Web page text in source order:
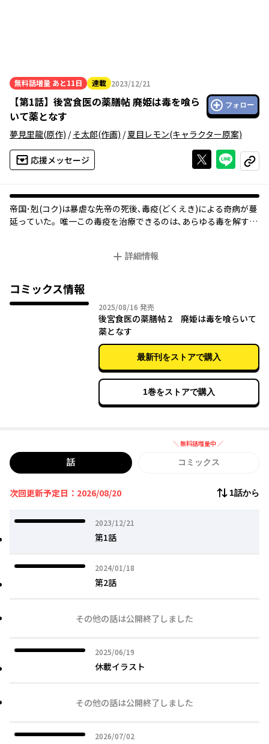
無料話増量 あと11日 連載 2023/12/21
2023年12月21日
【第1話】 後宮食医の薬膳帖 廃姫は毒を喰ら
いて薬となす
フォロー
夢見里龍(原作) /そ太郎(作画) /夏目レモン(キャラクター原案)
応援メッセージ Xで投稿する
ライン
コピー
帝国･剋(コク)は暴虐な先帝の死後､毒疫(どくえき)による奇病が蔓
延っていた。唯一この毒疫を治療できるのは､あらゆる毒を解すと
代わりに、後宮の食医として従事し、典医すら匙を投げる奇病を
と出会うことで慧玲の運命は大きく動き出し──…！
後宮に渦巻く毒疫──
特異なる食医は“毒をもって、毒を制す”
詳細情報
コミックス情報
2025/08/16 2025年08月16日
発売
後宮食医の薬膳帖 2 廃姫は毒を喰らいて
薬となす
最新刊をストアで購入
1巻をストアで購入
＼ 無料話増量中 ／
話 無料話増量中
コミックス
次回更新予定日：2026/08/20 1話から
2023/12/21
2023年12月21日
第1話
2024/01/18
2024年01月18日
第2話
その他の話は公開終了しました
2025/06/19
2025年06月19日
休載イラスト
その他の話は公開終了しました
2026/07/02
2026年07月02日